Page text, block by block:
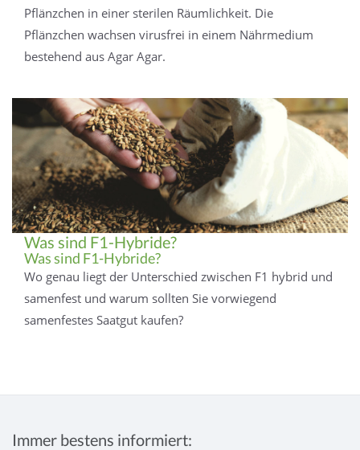
Pflänzchen in einer sterilen Räumlichkeit. Die
Pflänzchen wachsen virusfrei in einem Nährmedium
bestehend aus Agar Agar.
Was sind F1-Hybride?
Was sind F1-Hybride?
Wo genau liegt der Unterschied zwischen F1 hybrid und
samenfest und warum sollten Sie vorwiegend
samenfestes Saatgut kaufen?
Immer bestens informiert: